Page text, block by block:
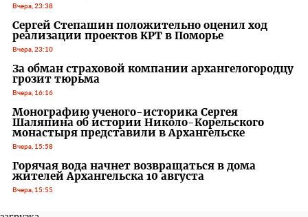
Вчера, 23:38
Сергей Степашин положительно оценил ход
реализации проектов КРТ в Поморье
Вчера, 23:10
За обман страховой компании архангелогородцу
грозит тюрьма
Вчера, 16:16
Монографию ученого-историка Сергея
Шаляпина об истории Николо-Корельского
монастыря представили в Архангельске
Вчера, 15:58
Горячая вода начнет возвращаться в дома
жителей Архангельска 10 августа
Вчера, 15:55